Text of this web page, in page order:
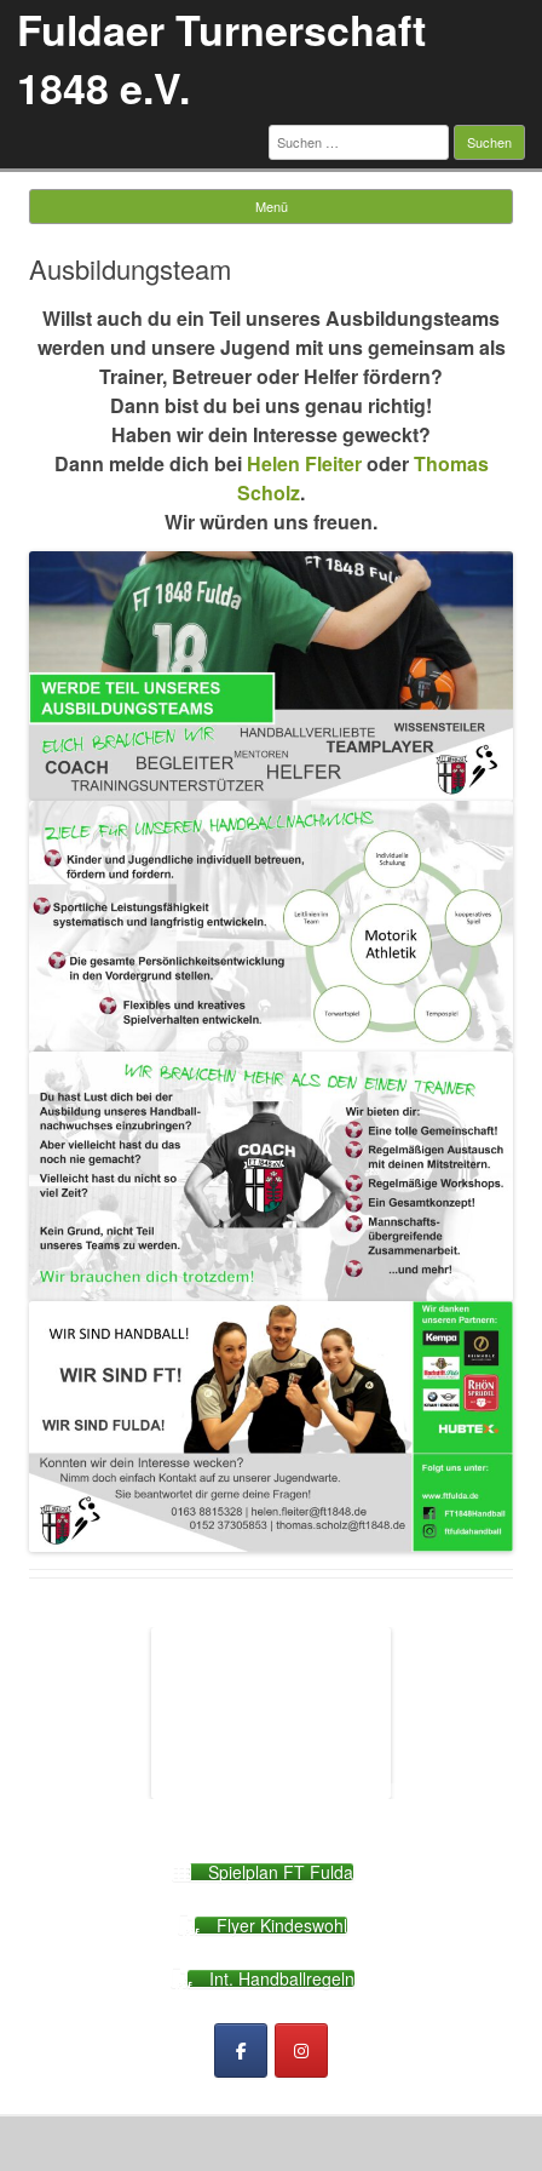
Fuldaer Turnerschaft
1848 e.V.
Suchen
nach:
Menü
Ausbildungsteam
Willst auch du ein Teil unseres Ausbildungsteams
werden und unsere Jugend mit uns gemeinsam als
Trainer, Betreuer oder Helfer fördern?
Dann bist du bei uns genau richtig!
Haben wir dein Interesse geweckt?
Dann melde dich bei Helen FleiteroderThomas
Scholz.
Wir würden uns freuen.
Spielplan FT Fulda
Flyer Kindeswohl
Int. Handballregeln